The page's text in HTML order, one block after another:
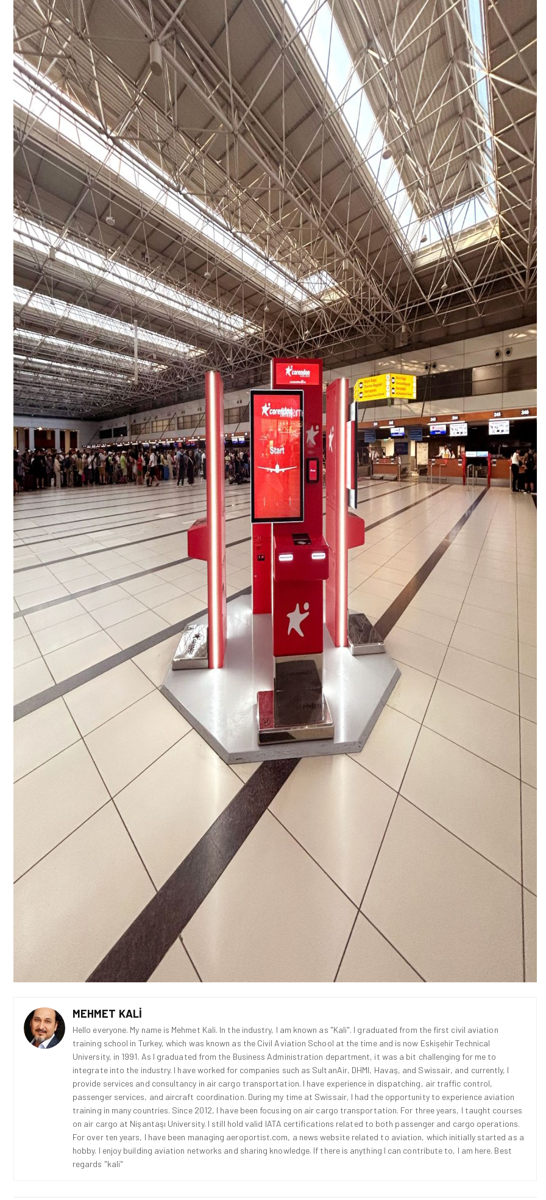
MEHMET KALI
Hello everyone. My name is Mehmet Kali. In the industry, I am known as "Kali". I graduated from the first civil aviation
training school in Turkey, which was known as the Civil Aviation School at the time and is now Eskişehir Technical
University, in 1991. As I graduated from the Business Administration department, it was a bit challenging for me to
integrate into the industry. I have worked for companies such as SultanAir, DHMI, Havaş, and Swissair, and currently, I
provide services and consultancy in air cargo transportation. I have experience in dispatching, air traffic control,
passenger services, and aircraft coordination. During my time at Swissair, I had the opportunity to experience aviation
training in many countries. Since 2012, I have been focusing on air cargo transportation. For three years, I taught courses
on air cargo at Nişantaşı University. I still hold valid IATA certifications related to both passenger and cargo operations.
For over ten years, I have been managing aeroportist.com, a news website related to aviation, which initially started as a
hobby. I enjoy building aviation networks and sharing knowledge. If there is anything I can contribute to, I am here. Best
regards "kali"